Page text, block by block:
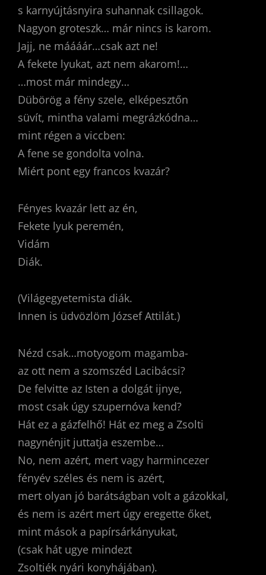
s karnyújtásnyira suhannak csillagok.
Nagyon groteszk… már nincs is karom.
Jajj, ne máááár…csak azt ne!
A fekete lyukat, azt nem akarom!…
…most már mindegy…
Dübörög a fény szele, elképesztőn
süvít, mintha valami megrázkódna…
mint régen a viccben:
A fene se gondolta volna.
Miért pont egy francos kvazár?
Fényes kvazár lett az én,
Fekete lyuk peremén,
Vidám
Diák.
(Világegyetemista diák.
Innen is üdvözlöm József Attilát.)
Nézd csak…motyogom magamba-
az ott nem a szomszéd Lacibácsi?
De felvitte az Isten a dolgát ijnye,
most csak úgy szupernóva kend?
Hát ez a gázfelhő! Hát ez meg a Zsolti
nagynénjit juttatja eszembe…
No, nem azért, mert vagy harmincezer
fényév széles és nem is azért,
mert olyan jó barátságban volt a gázokkal,
és nem is azért mert úgy eregette őket,
mint mások a papírsárkányukat,
(csak hát ugye mindezt
Zsoltiék nyári konyhájában).